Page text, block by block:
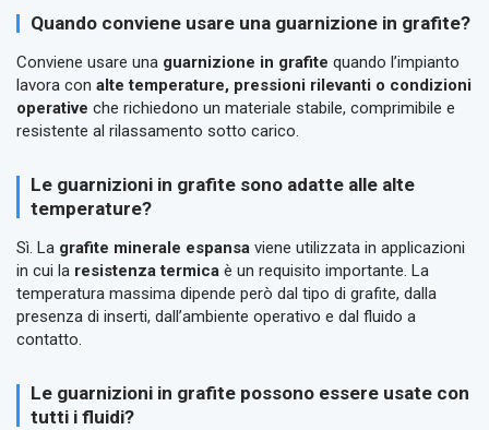
Quando conviene usare una guarnizione in grafite?
Conviene usare una guarnizione in grafite quando l’impianto
lavora con alte temperature, pressioni rilevanti o condizioni
operative che richiedono un materiale stabile, comprimibile e
resistente al rilassamento sotto carico.
Le guarnizioni in grafite sono adatte alle alte
temperature?
Sì. La grafite minerale espansa viene utilizzata in applicazioni
in cui la resistenza termica è un requisito importante. La
temperatura massima dipende però dal tipo di grafite, dalla
presenza di inserti, dall’ambiente operativo e dal fluido a
contatto.
Le guarnizioni in grafite possono essere usate con
tutti i fluidi?